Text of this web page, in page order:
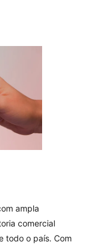
ampla
comercial
todo o país. Com